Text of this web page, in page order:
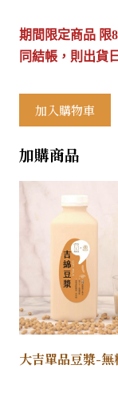
期間限定商品 限
同結帳，則出貨
加入購物車
加購商品
大吉單品豆漿-無